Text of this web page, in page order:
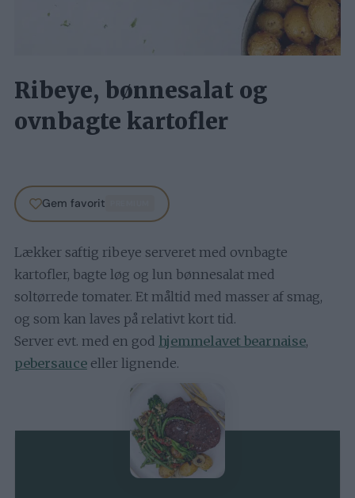
Ribeye, bønnesalat og
ovnbagte kartofler
Gem favorit
Lækker saftig ribeye serveret med ovnbagte
kartofler, bagte løg og lun bønnesalat med
soltørrede tomater. Et måltid med masser af smag,
og som kan laves på relativt kort tid.
Server evt. med en god hjemmelavet bearnaise,
pebersauceeller lignende.